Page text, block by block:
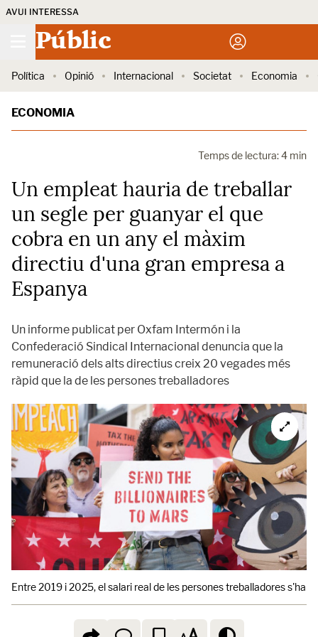
AVUI INTERESSA
Públic
Política Opinió Internacional Societat Economia
ECONOMIA
Temps de lectura: 4 min
Un empleat hauria de treballar
un segle per guanyar el que
cobra en un any el màxim
directiu d'una gran empresa a
Espanya
Un informe publicat per Oxfam Intermón i la
Confederació Sindical Internacional denuncia que la
remuneració dels alts directius creix 20 vegades més
ràpid que la de les persones treballadores
Entre 2019 i 2025, el salari real de les persones treballadores s'ha